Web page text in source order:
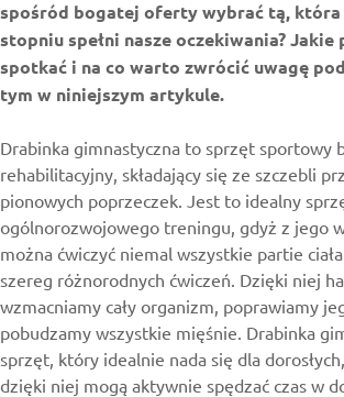
spośród bogatej oferty wybrać tą, która
stopniu spełni nasze oczekiwania?
spotkać i na co warto zwrócić uwagę
tym w niniejszym artykule.
Drabinka gimnastyczna to sprzęt sportowy
rehabilitacyjny, składający się ze szczebli
pionowych poprzeczek. Jest to idealny
ogólnorozwojowego treningu, gdyż z jego
można ćwiczyć niemal wszystkie partie
szereg różnorodnych ćwiczeń. Dzięki niej
wzmacniamy cały organizm, poprawiamy
pobudzamy wszystkie mięśnie. Drabinka
sprzęt, który idealnie nada się dla
dzięki niej mogą aktywnie spędzać czas w